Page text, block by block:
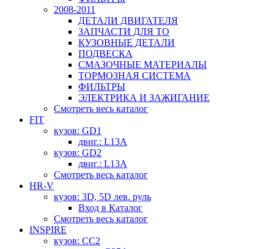
2008-2011
ДЕТАЛИ ДВИГАТЕЛЯ
ЗАПЧАСТИ ДЛЯ ТО
КУЗОВНЫЕ ДЕТАЛИ
ПОДВЕСКА
СМАЗОЧНЫЕ МАТЕРИАЛЫ
ТОРМОЗНАЯ СИСТЕМА
ФИЛЬТРЫ
ЭЛЕКТРИКА И ЗАЖИГАНИЕ
Смотреть весь каталог
FIT
кузов: GD1
двиг.: L13A
кузов: GD2
двиг.: L13A
Смотреть весь каталог
HR-V
кузов: 3D, 5D лев. руль
Вход в Каталог
Смотреть весь каталог
INSPIRE
кузов: CC2